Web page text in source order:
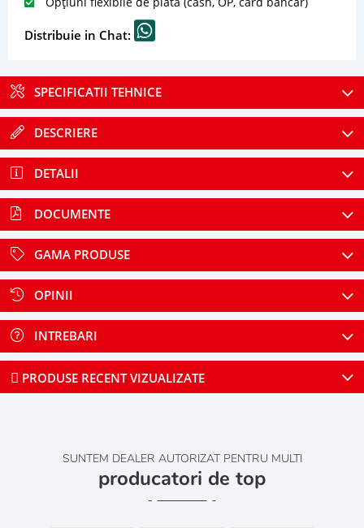
Distribuie in Chat:
SPECIFICATII TEHNICE
DESCRIERE
DETALII
DOCUMENTE
GAMA PRODUSE
OPINII
INTREBARI
PRODUSE RECENT VIZUALIZATE
SUNTEM DEALER AUTORIZAT PENTRU MULTI
producatori de top